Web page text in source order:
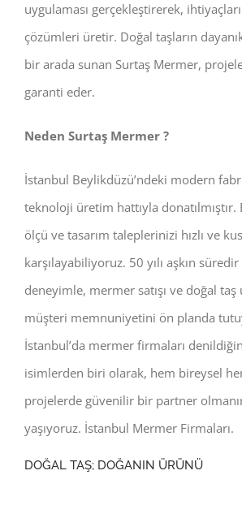
uygulaması gerçekleştirerek,
çözümleri üretir. Doğal taşların
bir arada sunan Surtaş Mermer,
garanti eder.
Neden Surtaş Mermer ?
İstanbul Beylikdüzü’ndeki modern
teknoloji üretim hattıyla donatılmıştır.
ölçü ve tasarım taleplerinizi hızlı ve
karşılayabiliyoruz. 50 yılı aşkın
deneyimle, mermer satışı ve doğal taş
müşteri memnuniyetini ön planda
İstanbul’da mermer firmaları
isimlerden biri olarak, hem bireysel
projelerde güvenilir bir partner
yaşıyoruz. İstanbul Mermer Firmaları.
DOĞAL TAŞ; DOĞANIN ÜRÜNÜ